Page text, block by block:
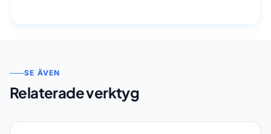
SE ÄVEN
Relaterade verktyg